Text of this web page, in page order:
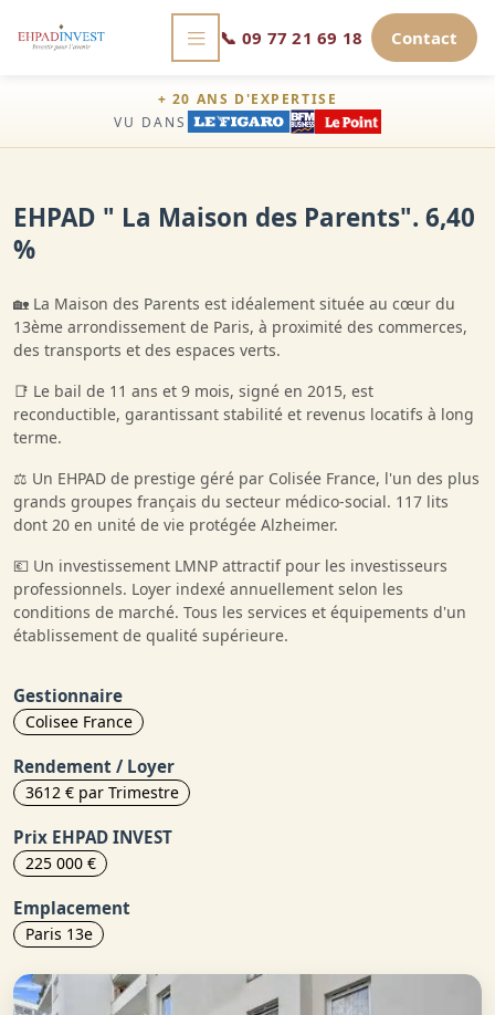
📞 09 77 21 69 18 Contact
+ 20 ANS D'EXPERTISE
VU DANS
EHPAD " La Maison des Parents". 6,40
%
🏡 La Maison des Parents est idéalement située au cœur du
13ème arrondissement de Paris, à proximité des commerces,
des transports et des espaces verts.
📑 Le bail de 11 ans et 9 mois, signé en 2015, est
reconductible, garantissant stabilité et revenus locatifs à long
terme.
⚖️ Un EHPAD de prestige géré par Colisée France, l'un des plus
grands groupes français du secteur médico-social. 117 lits
dont 20 en unité de vie protégée Alzheimer.
💶 Un investissement LMNP attractif pour les investisseurs
professionnels. Loyer indexé annuellement selon les
conditions de marché. Tous les services et équipements d'un
établissement de qualité supérieure.
Gestionnaire
Colisee France
Rendement / Loyer
3612 € par Trimestre
Prix EHPAD INVEST
225 000 €
Emplacement
Paris 13e